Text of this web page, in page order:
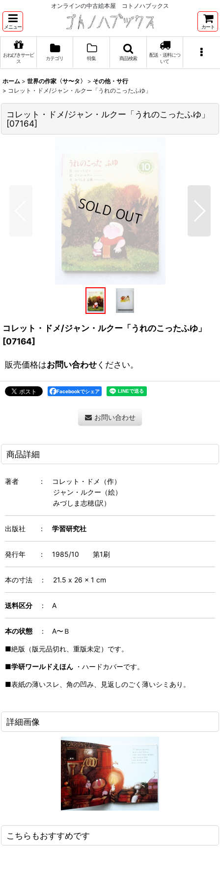
オンラインの中古絵本屋 コトノハブックス
メニュー カート
おねびきサービ
ス
カテゴリ 特集 商品検索
配送・送料につ
いて
ホーム > 世界の作家〈サ〜タ〉 > その他・サ行
> コレット・ドメ/ジャン・ルクー「うれのこったふゆ」
コレット・ドメ/ジャン・ルクー「うれのこったふゆ」
[07164]
コレット・ドメ/ジャン・ルクー「うれのこったふゆ」
[07164]
販売価格はお問い合わせください。
Facebookでシェア
お問い合わせ
商品詳細
著者 ：
コレット・ドメ（作）
ジャン・ルクー（絵）
みづしま志穂(訳）
出版社 ： 学習研究社
発行年 ： 1985/10 第1刷
本の寸法 ： 21.5 x 26 x 1 cm
送料区分 ： A
本の状態 ： A〜Ｂ
■絶版（版元品切れ、重版未定）です。
■学研ワールドえほん ・ハードカバーです。
■表紙の薄いスレ、角の凹み、見返しのごく薄いシミあり。
詳細画像
こちらもおすすめです